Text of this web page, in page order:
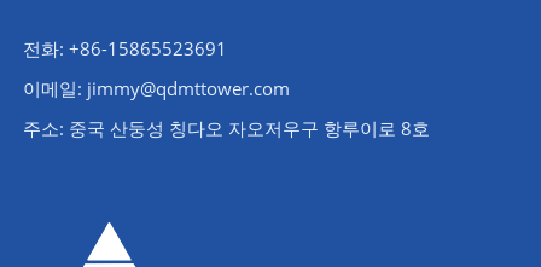
전화: +86-15865523691
이메일: jimmy@qdmttower.com
주소: 중국 산둥성 칭다오 자오저우구 항루이로 8호